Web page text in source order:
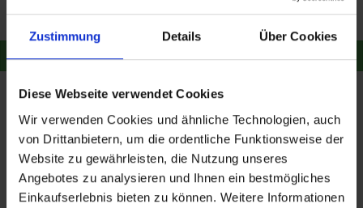
Zustimmung Details Über Cookies
Diese Webseite verwendet Cookies
Wir verwenden Cookies und ähnliche Technologien, auch
von Drittanbietern, um die ordentliche Funktionsweise der
Website zu gewährleisten, die Nutzung unseres
Angebotes zu analysieren und Ihnen ein bestmögliches
Einkaufserlebnis bieten zu können. Weitere Informationen
Zum Produkt Zum Produkt